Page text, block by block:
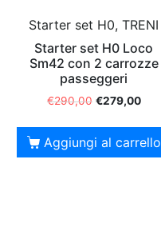
Starter set H0, TRENI
Starter set H0 Loco
Sm42 con 2 carrozze
passeggeri
€290,00 €279,00
Aggiungi al carrello